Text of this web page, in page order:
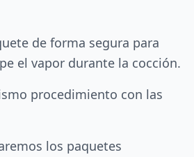
de forma segura para
el vapor durante la cocción.
procedimiento con las
los paquetes